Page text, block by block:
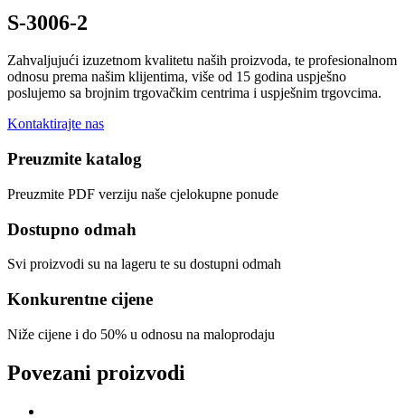
S-3006-2
Zahvaljujući izuzetnom kvalitetu naših proizvoda, te profesionalnom
odnosu prema našim klijentima, više od 15 godina uspješno
poslujemo sa brojnim trgovačkim centrima i uspješnim trgovcima.
Kontaktirajte nas
Preuzmite katalog
Preuzmite PDF verziju naše cjelokupne ponude
Dostupno odmah
Svi proizvodi su na lageru te su dostupni odmah
Konkurentne cijene
Niže cijene i do 50% u odnosu na maloprodaju
Povezani proizvodi